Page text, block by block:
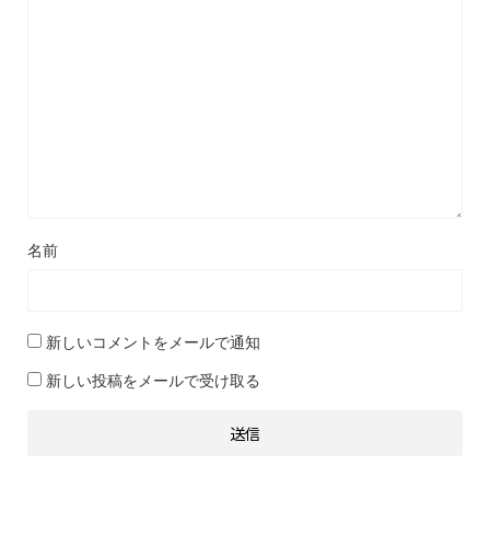
名前
新しいコメントをメールで通知
新しい投稿をメールで受け取る